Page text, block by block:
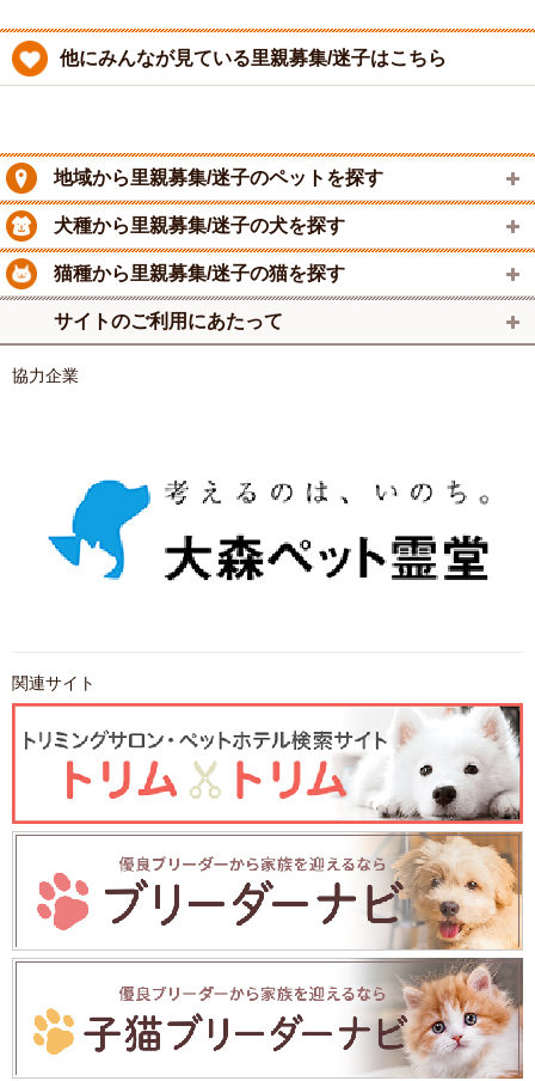
他にみんなが見ている里親募集/迷子はこちら
地域から里親募集/迷子のペットを探す
犬種から里親募集/迷子の犬を探す
猫種から里親募集/迷子の猫を探す
サイトのご利用にあたって
協力企業
関連サイト